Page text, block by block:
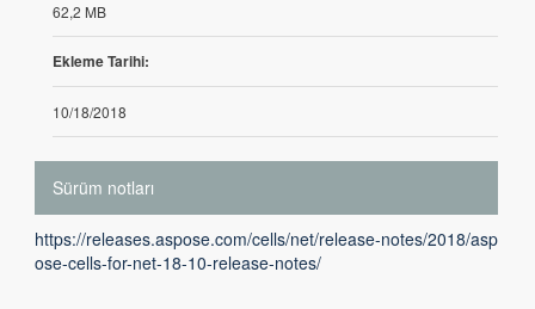
62,2 MB
Ekleme Tarihi:
10/18/2018
Sürüm notları
https://releases.aspose.com/cells/net/release-notes/2018/asp
ose-cells-for-net-18-10-release-notes/